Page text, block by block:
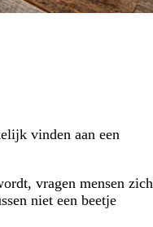
vinden aan een
vragen mensen zich
niet een beetje